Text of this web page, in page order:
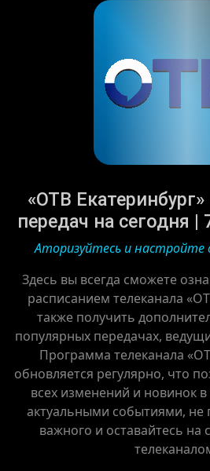
«ОТВ
передач на сегодня |
Аторизуйтесь и настройте
Здесь вы всегда сможете
расписанием телеканала
также получить
популярных передачах,
Программа телеканала
обновляется регулярно, что
всех изменений и новинок
актуальными событиями, не
важного и оставайтесь